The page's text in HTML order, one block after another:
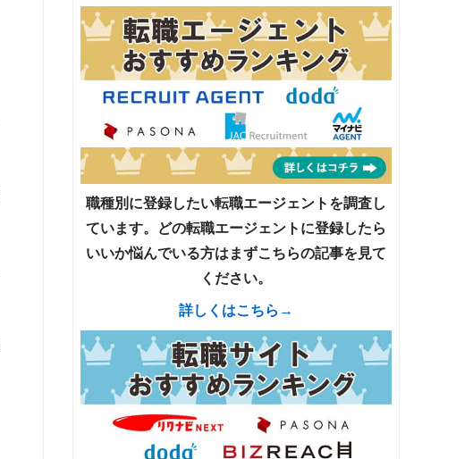
職種別に登録したい転職エージェントを調査し
ています。どの転職エージェントに登録したら
いいか悩んでいる方はまずこちらの記事を見て
ください。
詳しくはこちら→